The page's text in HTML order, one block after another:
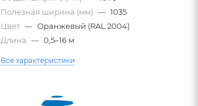
Полезная ширина (мм) — 1035
Цвет — Оранжевый (RAL 2004)
Длина — 0,5–16 м
Все характеристики